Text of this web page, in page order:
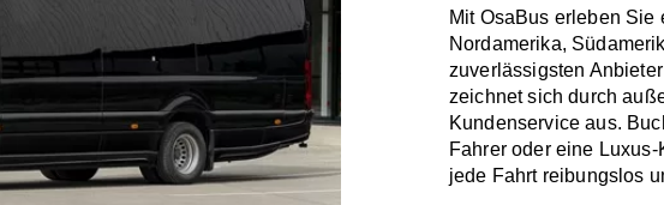
Mit OsaBus erleben
Nordamerika,
zuverlässigsten
zeichnet sich durch
Kundenservice aus.
Fahrer oder eine
jede Fahrt reibungslos